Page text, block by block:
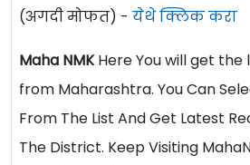
(अगदी मोफत) - येथे क्लिक करा
Maha NMKHere You will get the
from Maharashtra. You Can
From The List And Get Latest
The District. Keep Visiting